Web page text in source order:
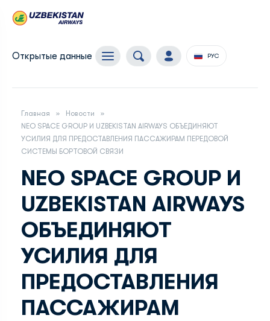
Открытые данные РУС
Главная
Новости
NEO SPACE GROUP И UZBEKISTAN AIRWAYS ОБЪЕДИНЯЮТ
УСИЛИЯ ДЛЯ ПРЕДОСТАВЛЕНИЯ ПАССАЖИРАМ ПЕРЕДОВОЙ
СИСТЕМЫ БОРТОВОЙ СВЯЗИ
NEO SPACE GROUP И
UZBEKISTAN AIRWAYS
ОБЪЕДИНЯЮТ
УСИЛИЯ ДЛЯ
ПРЕДОСТАВЛЕНИЯ
ПАССАЖИРАМ